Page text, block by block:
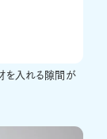
を入れる隙間が